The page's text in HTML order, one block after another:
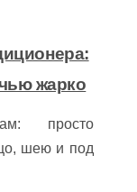
жарко
просто
шею и под